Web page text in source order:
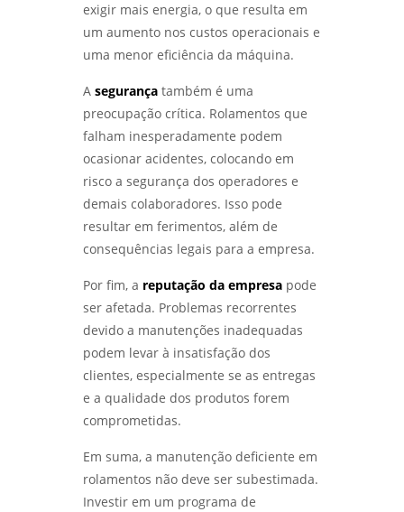
ANÁLISE DE FALHAS EM MÁQUINAS E
EQUIPAMENTOS PARA OTIMIZAÇÃO DE
QUALIFICAÇÃO DE SOLDADORES: COMO
GARANTIR A EXCELÊNCIA NA SOLDAGEM -
LABORATÓRIO DE ENSAIOS: DESCUBRA OS
SEGREDOS POR TRÁS DA QUALIDADE E
INOVAÇÃO - LABMETAL
MECÂNICOS E METALÚRGICOS PARA
INOVAÇÃO - LABMETAL
DESVENDANDO OS ENSAIOS MECÂNICOS
DESTRUTIVOS: O QUE ELES REVELAM? -
LABMETAL
ENSAIO DE CORROSÃO POR PITE EM SÃO
PAULO: MÉTODOS E VANTAGENS - LABMETAL
ENSAIO DE CORROSÃO INTERGRANULAR EM
SÃO PAULO: MÉTODOS E IMPORTÂNCIA -
LABMETAL
exigir mais energia, o que resulta em
um aumento nos custos operacionais e
uma menor eficiência da máquina.
A segurançatambém é uma
preocupação crítica. Rolamentos que
falham inesperadamente podem
ocasionar acidentes, colocando em
risco a segurança dos operadores e
demais colaboradores. Isso pode
resultar em ferimentos, além de
consequências legais para a empresa.
Por fim, a reputação da empresapode
ser afetada. Problemas recorrentes
devido a manutenções inadequadas
podem levar à insatisfação dos
clientes, especialmente se as entregas
e a qualidade dos produtos forem
comprometidas.
Em suma, a manutenção deficiente em
rolamentos não deve ser subestimada.
Investir em um programa de